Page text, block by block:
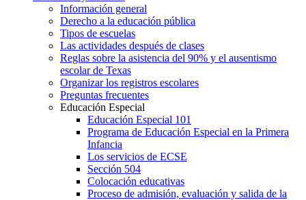
Información general
Derecho a la educación pública
Tipos de escuelas
Las actividades después de clases
Reglas sobre la asistencia del 90% y el ausentismo
escolar de Texas
Organizar los registros escolares
Preguntas frecuentes
Educación Especial
Educación Especial 101
Programa de Educación Especial en la Primera
Infancia
Los servicios de ECSE
Sección 504
Colocación educativas
Proceso de admisión, evaluación y salida de la